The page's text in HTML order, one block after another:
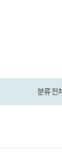
분류 전